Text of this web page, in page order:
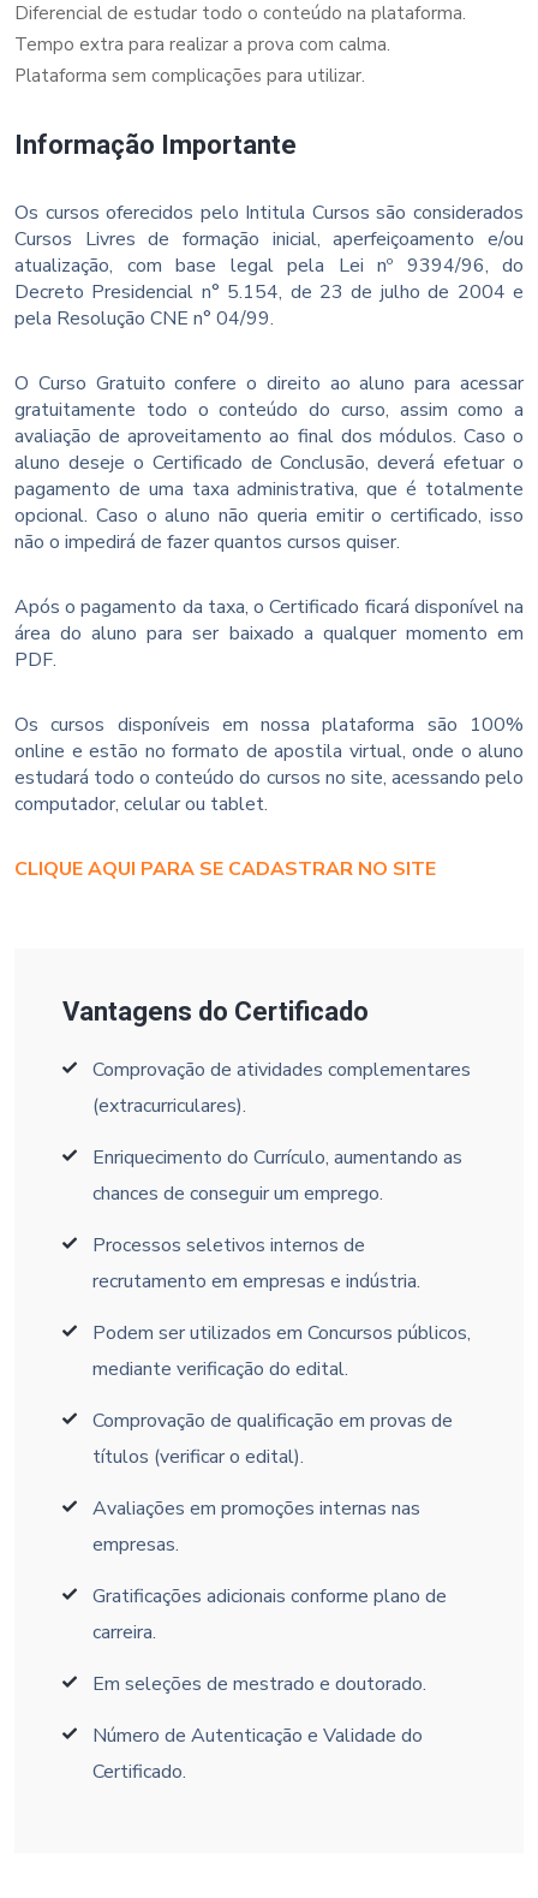
Diferencial de estudar todo o conteúdo na plataforma.
Tempo extra para realizar a prova com calma.
Plataforma sem complicações para utilizar.
Informação Importante
Os cursos oferecidos pelo Intitula Cursos são considerados
Cursos Livres de formação inicial, aperfeiçoamento e/ou
atualização, com base legal pela Lei nº 9394/96, do
Decreto Presidencial n° 5.154, de 23 de julho de 2004 e
pela Resolução CNE n° 04/99.
O Curso Gratuito confere o direito ao aluno para acessar
gratuitamente todo o conteúdo do curso, assim como a
avaliação de aproveitamento ao final dos módulos. Caso o
aluno deseje o Certificado de Conclusão, deverá efetuar o
pagamento de uma taxa administrativa, que é totalmente
opcional. Caso o aluno não queria emitir o certificado, isso
não o impedirá de fazer quantos cursos quiser.
Após o pagamento da taxa, o Certificado ficará disponível na
área do aluno para ser baixado a qualquer momento em
PDF.
Os cursos disponíveis em nossa plataforma são 100%
online e estão no formato de apostila virtual, onde o aluno
estudará todo o conteúdo do cursos no site, acessando pelo
computador, celular ou tablet.
CLIQUE AQUI PARA SE CADASTRAR NO SITE
Vantagens do Certificado
Comprovação de atividades complementares
(extracurriculares).
Enriquecimento do Currículo, aumentando as
chances de conseguir um emprego.
Processos seletivos internos de
recrutamento em empresas e indústria.
Podem ser utilizados em Concursos públicos,
mediante verificação do edital.
Comprovação de qualificação em provas de
títulos (verificar o edital).
Avaliações em promoções internas nas
empresas.
Gratificações adicionais conforme plano de
carreira.
Em seleções de mestrado e doutorado.
Número de Autenticação e Validade do
Certificado.